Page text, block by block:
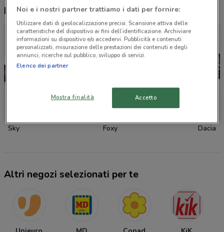
Nuovi prodotti da provare
Sky Foxy Dacia
Altri negozi selezionati per te
Noi e i nostri partner trattiamo i dati per fornire:
Utilizzare dati di geolocalizzazione precisi. Scansione attiva delle
caratteristiche del dispositivo ai fini dell’identificazione. Archiviare
informazioni su dispositivo e/o accedervi. Pubblicità e contenuti
personalizzati, misurazione delle prestazioni dei contenuti e degli
annunci, ricerche sul pubblico, sviluppo di servizi.
Elenco dei partner
Mostra finalità Accetto